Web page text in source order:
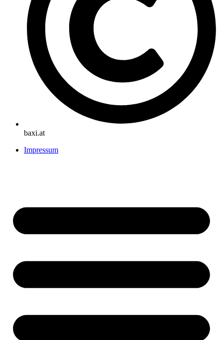
baxi.at
Impressum